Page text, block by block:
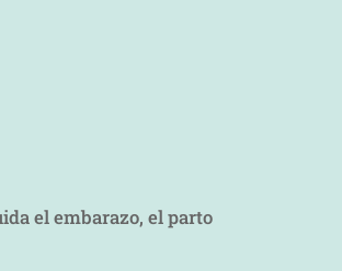
el embarazo, el parto